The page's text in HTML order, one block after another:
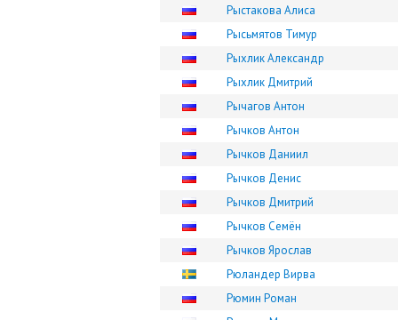
Рыстакова Алиса
Рысьмятов Тимур
Рыхлик Александр
Рыхлик Дмитрий
Рычагов Антон
Рычков Антон
Рычков Даниил
Рычков Денис
Рычков Дмитрий
Рычков Семён
Рычков Ярослав
Рюландер Вирва
Рюмин Роман